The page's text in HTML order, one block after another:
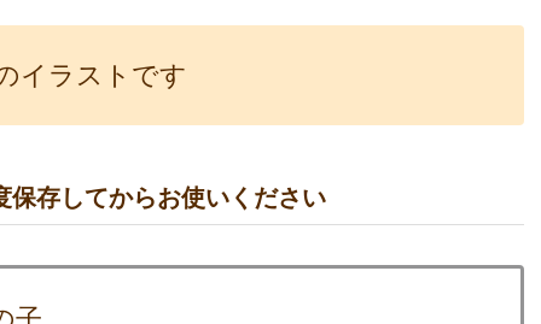
イラストです
保存してからお使いください